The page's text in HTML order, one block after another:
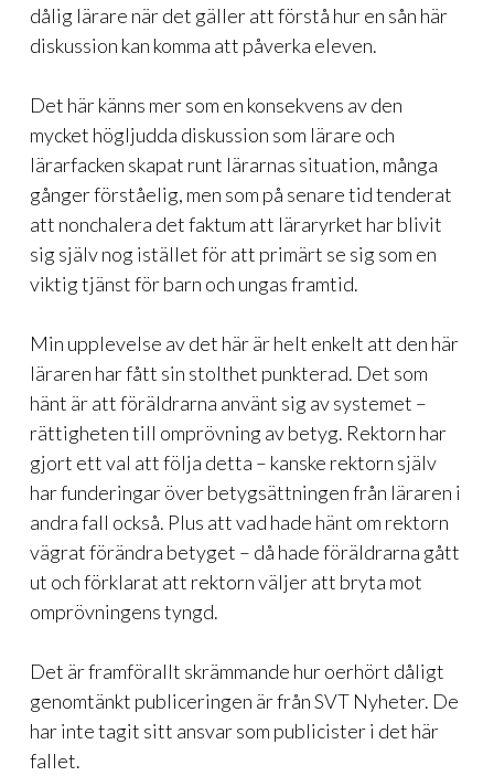
dålig lärare när det gäller att förstå hur en sån här
diskussion kan komma att påverka eleven.
Det här känns mer som en konsekvens av den
mycket högljudda diskussion som lärare och
lärarfacken skapat runt lärarnas situation, många
gånger förståelig, men som på senare tid tenderat
att nonchalera det faktum att läraryrket har blivit
sig själv nog istället för att primärt se sig som en
viktig tjänst för barn och ungas framtid.
Min upplevelse av det här är helt enkelt att den här
läraren har fått sin stolthet punkterad. Det som
hänt är att föräldrarna använt sig av systemet –
rättigheten till omprövning av betyg. Rektorn har
gjort ett val att följa detta – kanske rektorn själv
har funderingar över betygsättningen från läraren i
andra fall också. Plus att vad hade hänt om rektorn
vägrat förändra betyget – då hade föräldrarna gått
ut och förklarat att rektorn väljer att bryta mot
omprövningens tyngd.
Det är framförallt skrämmande hur oerhört dåligt
genomtänkt publiceringen är från SVT Nyheter. De
har inte tagit sitt ansvar som publicister i det här
fallet.